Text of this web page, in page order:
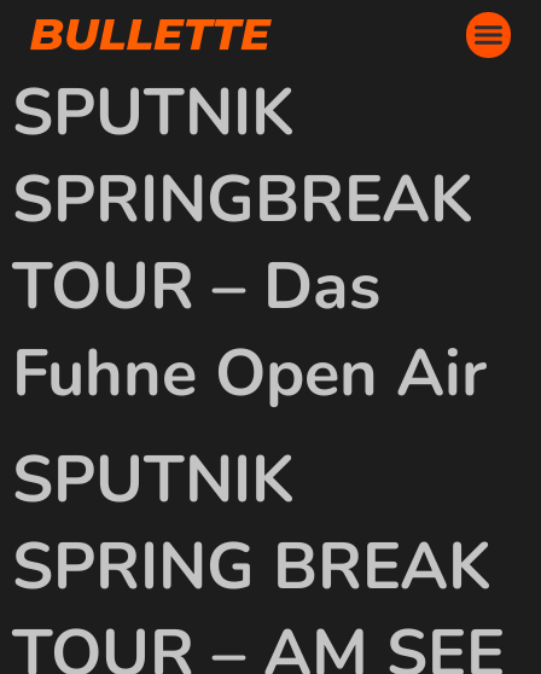
SPUTNIK
SPRINGBREAK
TOUR – Das
Fuhne Open Air
SPUTNIK
SPRING BREAK
TOUR – AM SEE